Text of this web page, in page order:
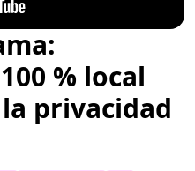
% local
privacidad